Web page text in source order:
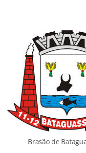
Brasão de